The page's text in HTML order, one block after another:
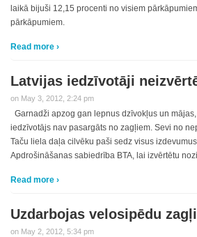
laikā bijuši 12,15 procenti no visiem
pārkāpumiem.
Read more ›
Latvijas iedzīvotāji
on May 3, 2012, 2:24 pm
Garnadži apzog gan lepnus dzīvokļus un
iedzīvotājs nav pasargāts no zagļiem. Sevi no
Taču liela daļa cilvēku paši sedz visus
Apdrošināšanas sabiedrība BTA, lai izvērtētu
Read more ›
Uzdarbojas velosipēdu zagļi
on May 2, 2012, 5:34 pm